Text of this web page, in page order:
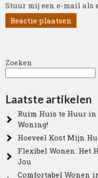
Stuur mij een e-mail als
Zoeken
Laatste artikelen
Ruim Huis te Huur
Woning!
Hoeveel Kost Mijn
Flexibel Wonen: Het
Jou
Comfortabel Wonen